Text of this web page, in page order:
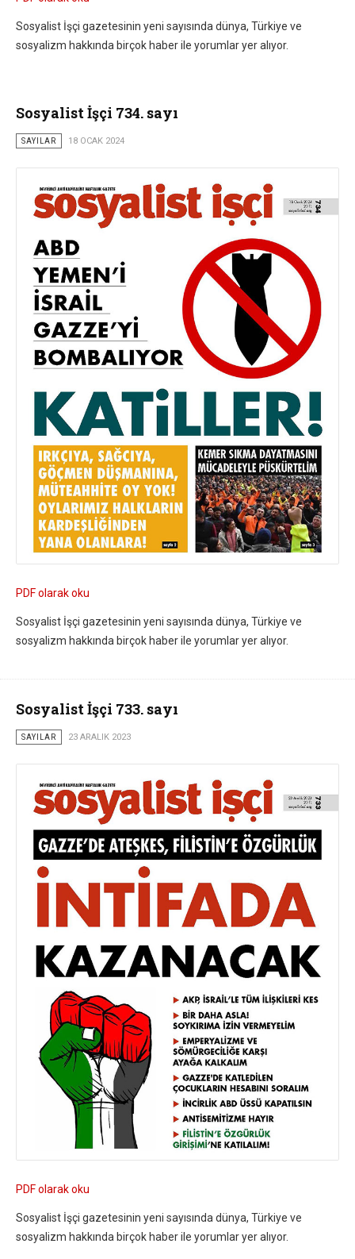
Sosyalist İşçi gazetesinin yeni sayısında dünya, Türkiye ve
sosyalizm hakkında birçok haber ile yorumlar yer alıyor.
Sosyalist İşçi 734. sayı
SAYILAR 18 OCAK 2024
PDF olarak oku
Sosyalist İşçi gazetesinin yeni sayısında dünya, Türkiye ve
sosyalizm hakkında birçok haber ile yorumlar yer alıyor.
Sosyalist İşçi 733. sayı
SAYILAR 23 ARALIK 2023
PDF olarak oku
Sosyalist İşçi gazetesinin yeni sayısında dünya, Türkiye ve
sosyalizm hakkında birçok haber ile yorumlar yer alıyor.